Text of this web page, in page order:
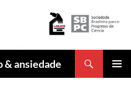
& ansiedade